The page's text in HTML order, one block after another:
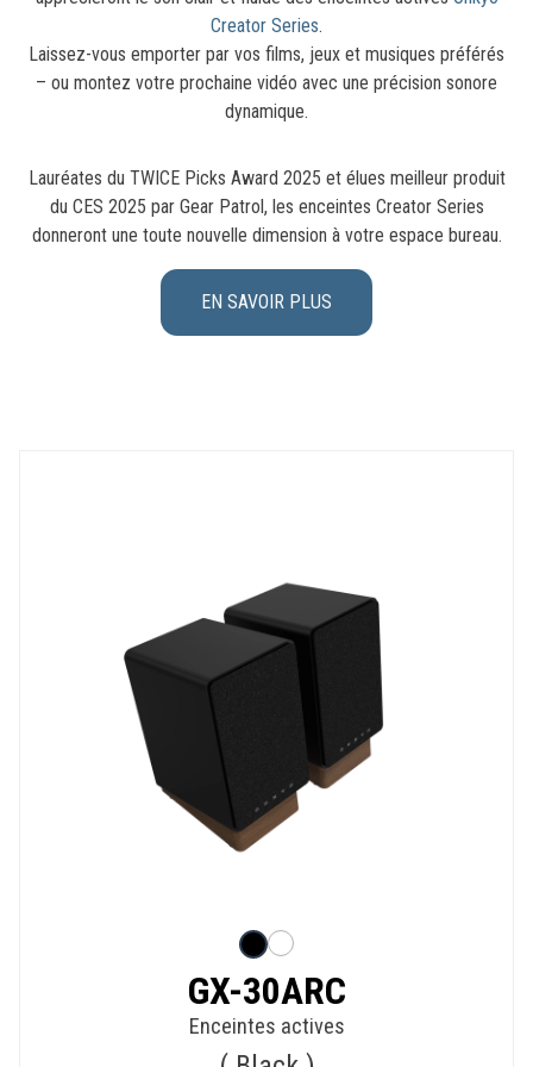
Creator Series.
Laissez-vous emporter par vos films, jeux et musiques préférés
– ou montez votre prochaine vidéo avec une précision sonore
dynamique.
Lauréates du TWICE Picks Award 2025 et élues meilleur produit
du CES 2025 par Gear Patrol, les enceintes Creator Series
donneront une toute nouvelle dimension à votre espace bureau.
EN SAVOIR PLUS
GX-30ARC
Enceintes actives